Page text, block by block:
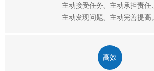
主动接受任务、主动承担责任、
主动发现问题、主动完善提高。
高效